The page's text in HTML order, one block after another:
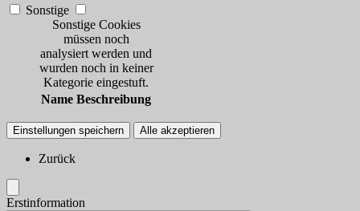
Sonstige
Sonstige Cookies
müssen noch
analysiert werden und
wurden noch in keiner
Kategorie eingestuft.
Name Beschreibung
Einstellungen speichern Alle akzeptieren
Zurück
Erstinformation